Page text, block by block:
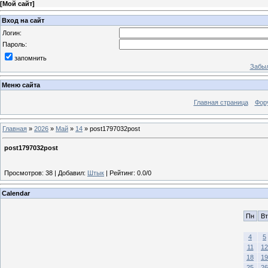
[Мой сайт]
Вход на сайт
Логин:
Пароль:
запомнить
Меню сайта
Главная страница
Главная » 2026 » Май » 14 » post1797032post
post1797032post
Просмотров: 38 | Добавил: Штык | Рейтинг: 0.0/0
Calendar
Пн Вт
4
5
11
12
18
19